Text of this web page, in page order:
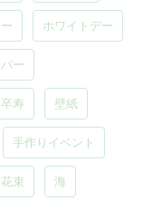
ホワイトデー
ー
卒寿 壁紙
手作りイベント
束 海